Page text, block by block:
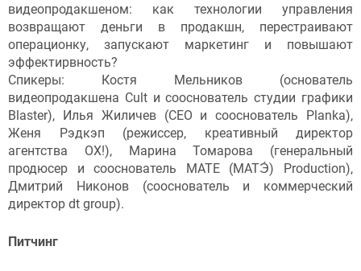
видеопродакшеном: как технологии управления
возвращают деньги в продакшн, перестраивают
операционку, запускают маркетинг и повышают
эффектирвность?
Спикеры: Костя Мельников (основатель
видеопродакшена Cult и сооснователь студии графики
Blaster), Илья Жиличев (CEO и сооснователь Planka),
Женя Рэдкэп (режиссер, креативный директор
агентства ОХ!), Марина Томарова (генеральный
продюсер и сооснователь MATE (МАТЭ́) Production),
Дмитрий Никонов (сооснователь и коммерческий
директор dt group).
Питчинг